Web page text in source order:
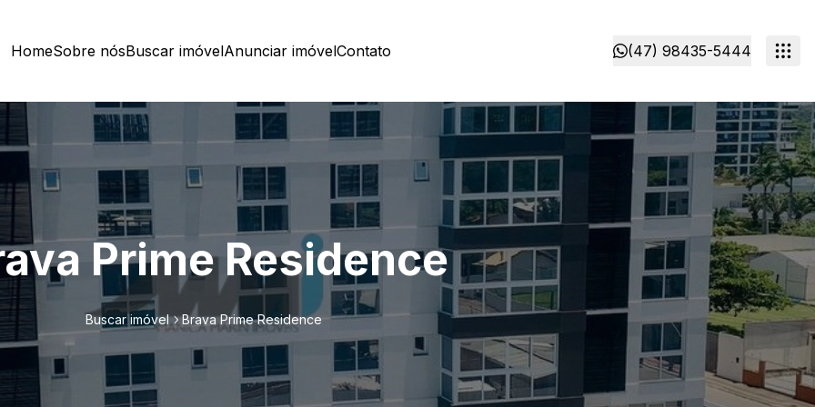
HomeSobre nósBuscar imóvelAnunciar imóvelContato (47) 98435-5444
Prime Residence
Buscar imóvel Brava Prime Residence